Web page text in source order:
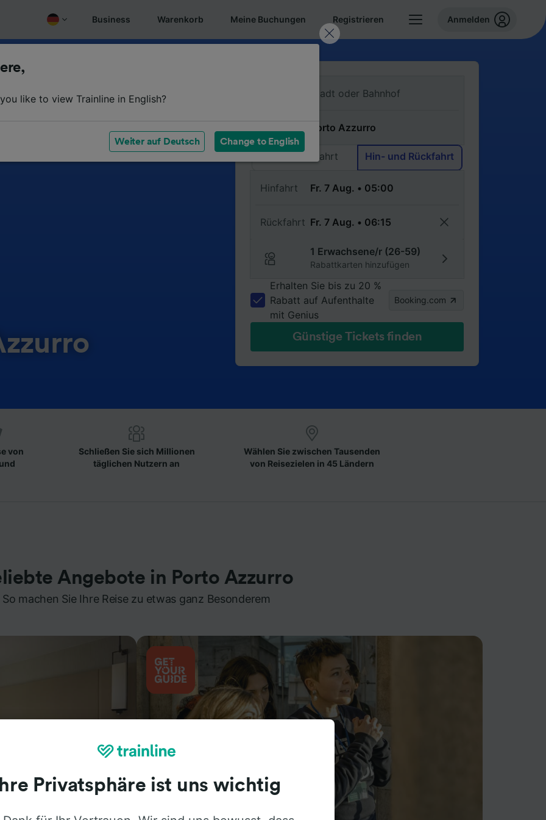
Business Warenkorb Meine Buchungen Registrieren Anmelden
Einfache Fahrt Hin- und Rückfahrt
Hinfahrt
Rückfahrt
1 Erwachsene/r (26-59)
Rabattkarten hinzufügen
Erhalten Sie bis zu 20 %
Rabatt auf Aufenthalte
mit Genius
Booking.com
Günstige Tickets finden
von
Schließen Sie sich Millionen
täglichen Nutzern an
Wählen Sie zwischen Tausenden
von Reisezielen in 45 Ländern
Angebote in Porto Azzurro
So machen Sie Ihre Reise zu etwas ganz Besonderem
like to view Trainline in English?
Weiter auf Deutsch Change to English
Privatsphäre ist uns wichtig